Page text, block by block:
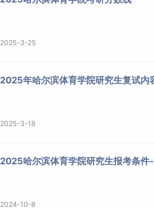
2025-3-25
2025年哈尔滨体育学院研究生复试内
2025-3-18
2025哈尔滨体育学院研究生报考条件
2024-10-8